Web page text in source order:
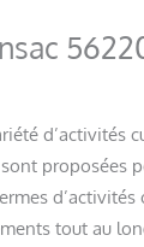
d’activités
proposées
d’activités
tout au